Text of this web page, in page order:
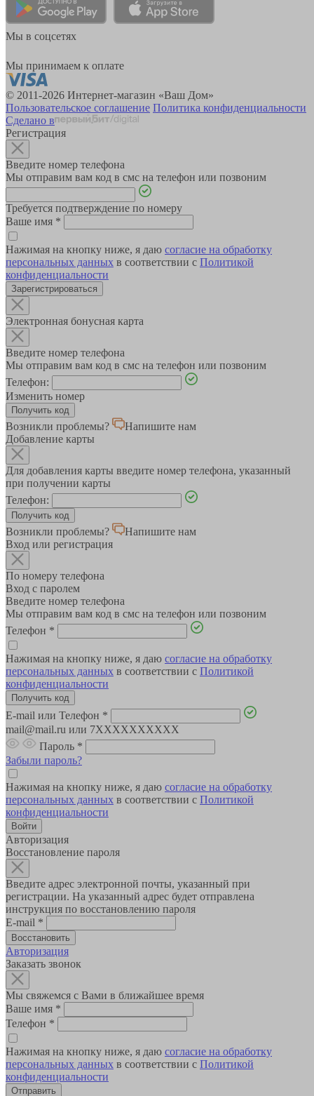
Мы в соцсетях
Мы принимаем к оплате
© 2011-2026 Интернет-магазин «Ваш Дом»
Пользовательское соглашение Политика конфиденциальности
Сделано в
Регистрация
Введите номер телефона
Мы отправим вам код в смс на телефон или позвоним
Требуется подтверждение по номеру
Ваше имя *
Нажимая на кнопку ниже, я даю согласие на обработку
персональных данных в соответствии с Политикой
конфиденциальности
Зарегистрироваться
Электронная бонусная карта
Введите номер телефона
Мы отправим вам код в смс на телефон или позвоним
Телефон:
Изменить номер
Возникли проблемы?
Напишите нам
Добавление карты
Для добавления карты введите номер телефона, указанный
при получении карты
Телефон:
Возникли проблемы?
Напишите нам
Вход или регистрация
По номеру телефона
Вход с паролем
Введите номер телефона
Мы отправим вам код в смс на телефон или позвоним
Телефон *
Нажимая на кнопку ниже, я даю согласие на обработку
персональных данных в соответствии с Политикой
конфиденциальности
E-mail или Телефон *
mail@mail.ru или 7XXXXXXXXXX
Пароль *
Забыли пароль?
Нажимая на кнопку ниже, я даю согласие на обработку
персональных данных в соответствии с Политикой
конфиденциальности
Авторизация
Восстановление пароля
Введите адрес электронной почты, указанный при
регистрации. На указанный адрес будет отправлена
инструкция по восстановлению пароля
E-mail *
Авторизация
Заказать звонок
Мы свяжемся с Вами в ближайшее время
Ваше имя *
Телефон *
Нажимая на кнопку ниже, я даю согласие на обработку
персональных данных в соответствии с Политикой
конфиденциальности